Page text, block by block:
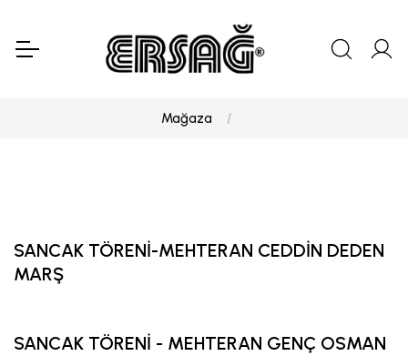
Mağaza
SANCAK TÖRENİ-MEHTERAN CEDDİN DEDEN
MARŞ
SANCAK TÖRENİ - MEHTERAN GENÇ OSMAN